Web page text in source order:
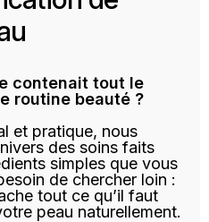
contenait tout le
routine beauté ?
et pratique, nous
des soins faits
simples que vous
de chercher loin :
tout ce qu’il faut
peau naturellement.